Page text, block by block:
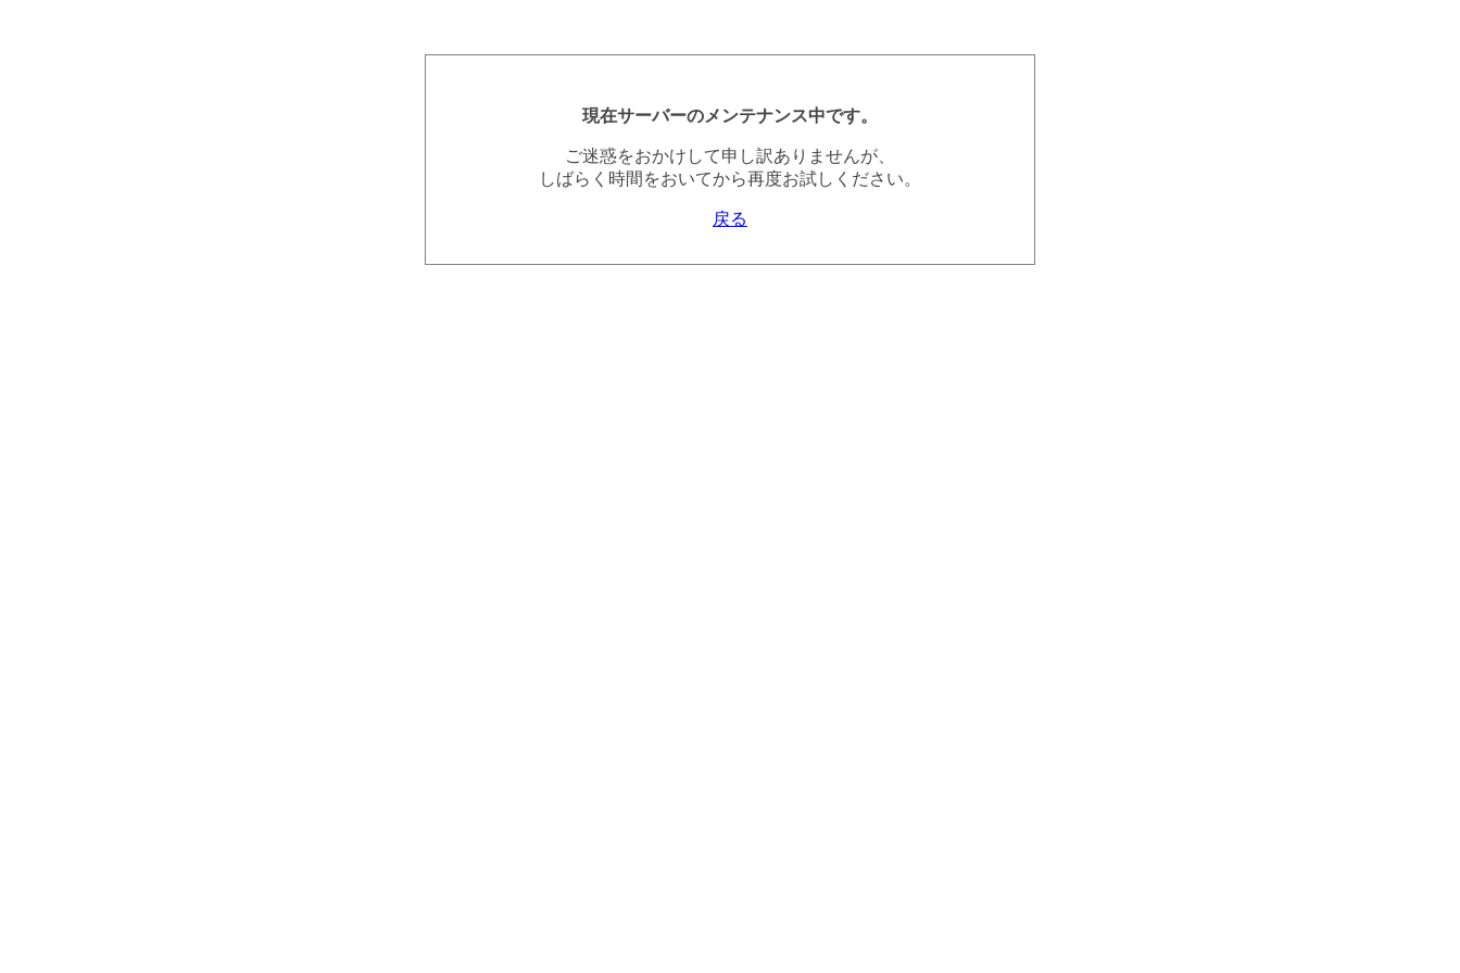
現在サーバーのメンテナンス中です。
ご迷惑をおかけして申し訳ありませんが、
しばらく時間をおいてから再度お試しください。
戻る